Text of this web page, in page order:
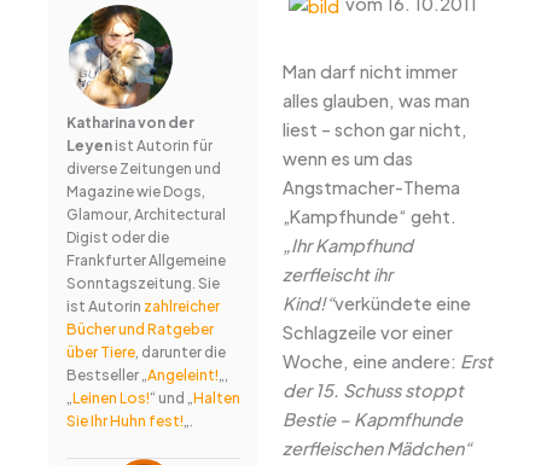
Katharina von der
Leyenist Autorin für
diverse Zeitungen und
Magazine wie Dogs,
Glamour, Architectural
Digist oder die
Frankfurter Allgemeine
Sonntagszeitung. Sie
ist Autorin zahlreicher
Bücher und Ratgeber
über Tiere, darunter die
Bestseller „Angeleint!„,
„Leinen Los!“ und „Halten
Sie Ihr Huhn fest!„.
Man darf nicht immer
alles glauben, was man
liest – schon gar nicht,
wenn es um das
Angstmacher-Thema
„Kampfhunde“ geht.
„Ihr Kampfhund
zerfleischt ihr
Kind!“verkündete eine
Schlagzeile vor einer
Woche, eine andere: Erst
der 15. Schuss stoppt
Bestie – Kapmfhunde
zerfleischen Mädchen“